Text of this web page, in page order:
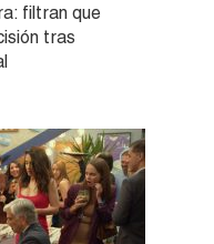
filtran que
tras